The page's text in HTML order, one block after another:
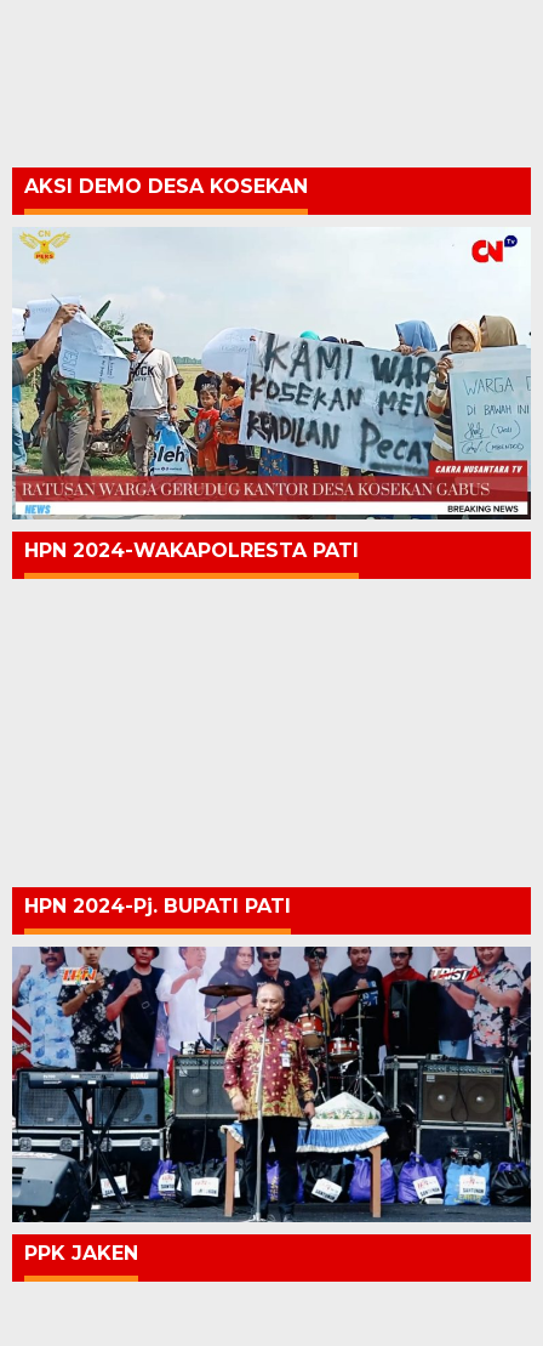
AKSI DEMO DESA KOSEKAN
HPN 2024-WAKAPOLRESTA PATI
HPN 2024-Pj. BUPATI PATI
PPK JAKEN